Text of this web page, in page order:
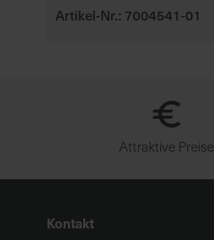
Artikel-Nr.: 7004541-01
Attraktive Preise
Kontakt